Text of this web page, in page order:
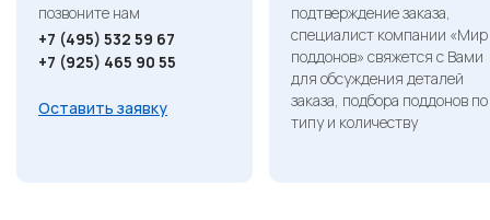
позвоните нам
+7 (495) 532 59 67
+7 (925) 465 90 55
Оставить заявку
подтверждение заказа,
специалист компании «Мир
поддонов» свяжется с Вами
для обсуждения деталей
заказа, подбора поддонов по
типу и количеству